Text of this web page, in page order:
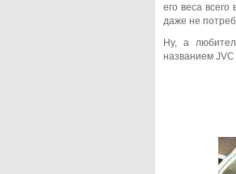
его веса
даже не
Ну, а
названием JVC